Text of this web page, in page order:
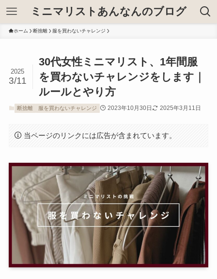
ミニマリストあんなんのブログ
ホーム 断捨離 服を買わないチャレンジ
30代女性ミニマリスト、1年間服
を買わないチャレンジをします｜
ルールとやり方
2025
3/11
断捨離 服を買わないチャレンジ 2023年10月30日 2025年3月11日
当ページのリンクには広告が含まれています。